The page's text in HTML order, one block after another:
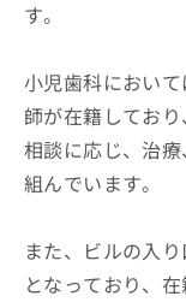
す。
小児歯科におい
師が在籍してお
相談に応じ、治
組んでいます。
また、ビルの入
となっており、